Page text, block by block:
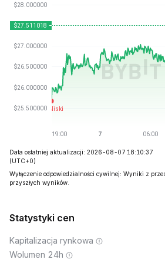
Data ostatniej aktualizacji: 2026-08-07 18:10:37
(UTC+0)
Wyłączenie odpowiedzialności cywilnej: Wyniki z
przyszłych wyników.
Statystyki cen
Kapitalizacja rynkowa
Wolumen 24h